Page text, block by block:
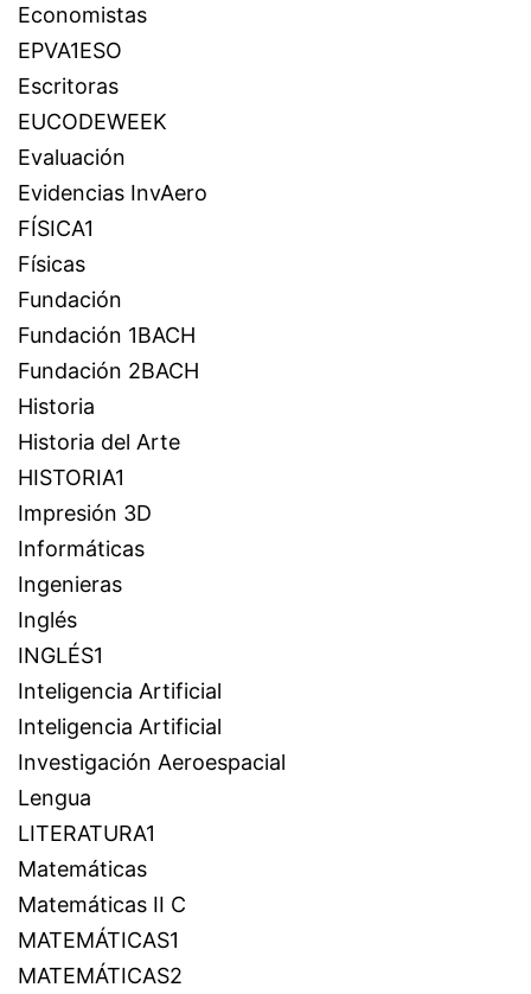
Economistas
EPVA1ESO
Escritoras
EUCODEWEEK
Evaluación
Evidencias InvAero
FÍSICA1
Físicas
Fundación
Fundación 1BACH
Fundación 2BACH
Historia
Historia del Arte
HISTORIA1
Impresión 3D
Informáticas
Ingenieras
Inglés
INGLÉS1
Inteligencia Artificial
Inteligencia Artificial
Investigación Aeroespacial
Lengua
LITERATURA1
Matemáticas
Matemáticas II C
MATEMÁTICAS1
MATEMÁTICAS2